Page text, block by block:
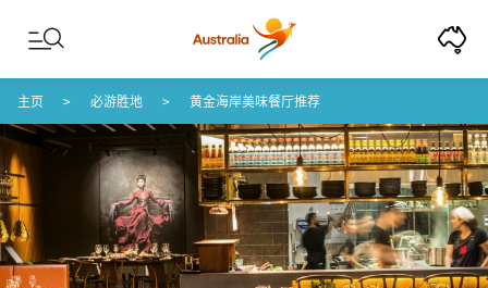
Skip to content
Skip to footer navigation
主页 必游胜地 黄金海岸美味餐厅推荐